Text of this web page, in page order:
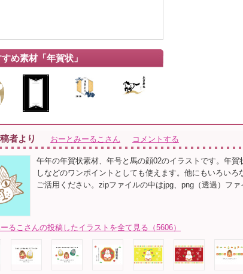
め素材「年賀状」
者より おーとみーるこさん コメントする
午年の年賀状素材、年号と馬の顔02のイラストです。年
しなどのワンポイントとしても使えます。他にもいろいろ
ご活用ください。zipファイルの中はjpg、png（透過）ファ
るこさんの投稿したイラストを全て見る（5606）